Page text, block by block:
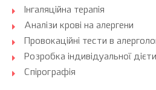
Інгаляційна терапія
Аналізи крові на алергени
Провокаційні тести в
Розробка індивідуальної дієти
Спірографія